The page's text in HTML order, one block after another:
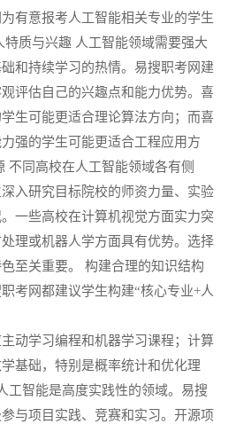
有意报考人工智能相关专业的学生
质与兴趣 人工智能领域需要强大
和持续学习的热情。易搜职考网建
评估自己的兴趣点和能力优势。喜
生可能更适合理论算法方向；而喜
强的学生可能更适合工程应用方
不同高校在人工智能领域各有侧
入研究目标院校的师资力量、实验
一些高校在计算机视觉方面实力突
理或机器人学方面具有优势。选择
至关重要。 构建合理的知识结构
考网都建议学生构建“核心专业+人
动学习编程和机器学习课程；计算
基础，特别是概率统计和优化理
工智能是高度实践性的领域。易搜
与项目实践、竞赛和实习。开源项